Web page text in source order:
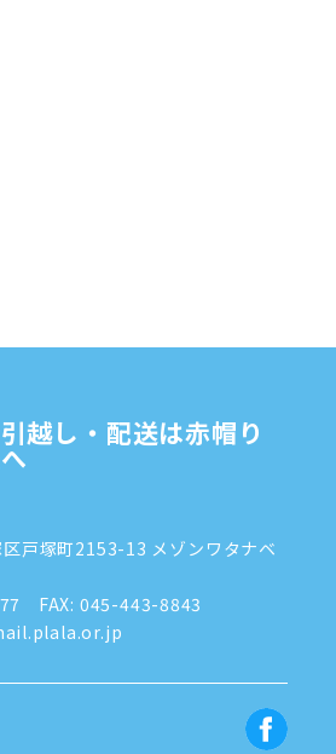
年9月(2)
年7月
(8)
年5月(2)
2024年4月(3)
年3月(8)
年1月(3)
越し・配送は赤帽り
戸塚町2153-13 メゾンワタナベ
FAX: 045-443-8843